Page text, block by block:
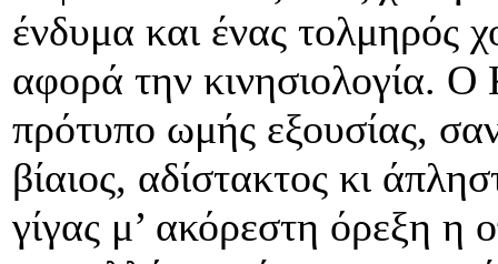
ένδυμα και ένας τολμηρός
αφορά την κινησιολογία. Ο
πρότυπο ωμής εξουσίας,
βίαιος, αδίστακτος κι
γίγας μ’ ακόρεστη όρεξη η